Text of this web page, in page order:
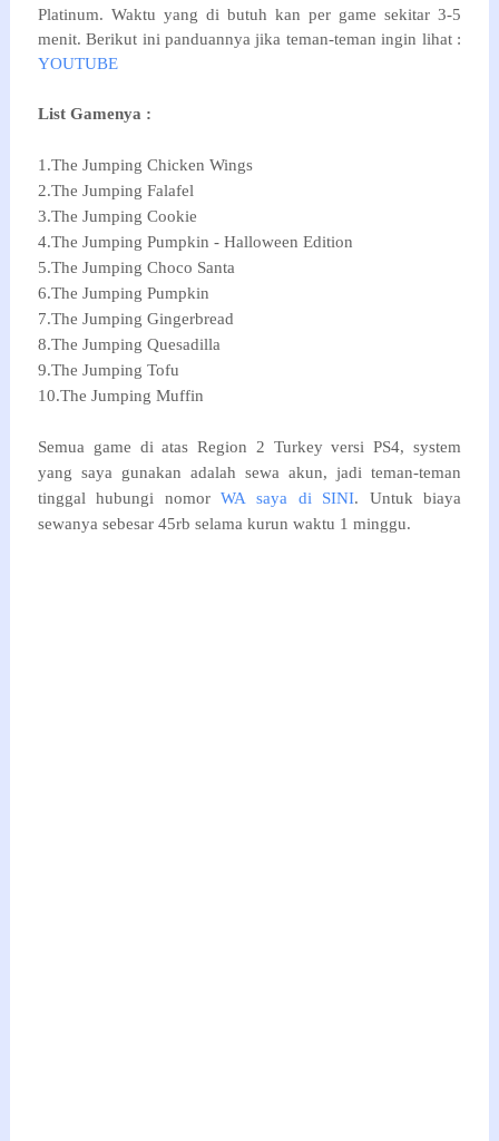
Platinum. Waktu yang di butuh kan per game sekitar 3-5
menit. Berikut ini panduannya jika teman-teman ingin lihat :
YOUTUBE
List Gamenya :
1.The Jumping Chicken Wings
2.The Jumping Falafel
3.The Jumping Cookie
4.The Jumping Pumpkin - Halloween Edition
5.The Jumping Choco Santa
6.The Jumping Pumpkin
7.The Jumping Gingerbread
8.The Jumping Quesadilla
9.The Jumping Tofu
10.The Jumping Muffin
Semua game di atas Region 2 Turkey versi PS4, system
yang saya gunakan adalah sewa akun, jadi teman-teman
tinggal hubungi nomorWA saya di SINI. Untuk biaya
sewanya sebesar 45rb selama kurun waktu 1 minggu.